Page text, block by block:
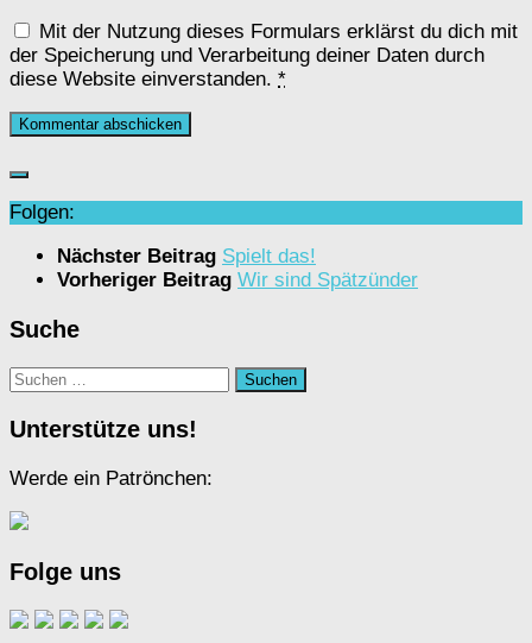
Mit der Nutzung dieses Formulars erklärst du dich mit
der Speicherung und Verarbeitung deiner Daten durch
diese Website einverstanden. *
Folgen:
Nächster Beitrag Spielt das!
Vorheriger Beitrag Wir sind Spätzünder
Suche
Suchen
Unterstütze uns!
Werde ein Patrönchen:
Folge uns